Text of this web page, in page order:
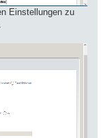
Einstellungen zu
.